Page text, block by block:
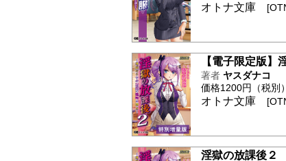
オトナ文庫
【電子限定版
著者 ヤスダナコ
価格1200円（税
オトナ文庫
淫獄の放課後２